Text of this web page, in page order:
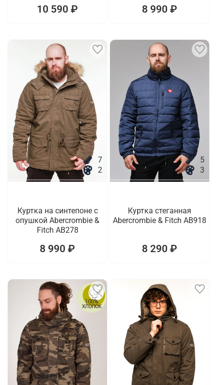
10 590 ₽ 8 990 ₽
7
2
Куртка на синтепоне с
опушкой Abercrombie &
Fitch AB278
8 990 ₽
5
3
Куртка стеганная
Abercrombie & Fitch AB918
8 290 ₽